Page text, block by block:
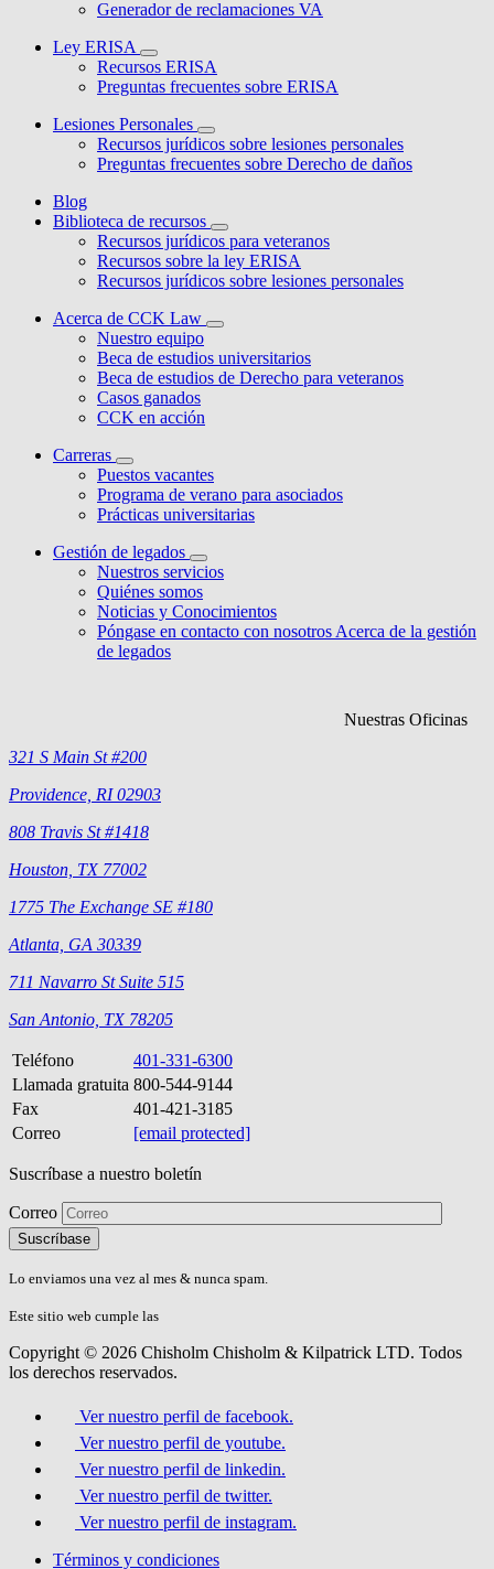
Generador de reclamaciones VA
Ley ERISA
Recursos ERISA
Preguntas frecuentes sobre ERISA
Lesiones Personales
Recursos jurídicos sobre lesiones personales
Preguntas frecuentes sobre Derecho de daños
Blog
Biblioteca de recursos
Recursos jurídicos para veteranos
Recursos sobre la ley ERISA
Recursos jurídicos sobre lesiones personales
Acerca de CCK Law
Nuestro equipo
Beca de estudios universitarios
Beca de estudios de Derecho para veteranos
Casos ganados
CCK en acción
Carreras
Puestos vacantes
Programa de verano para asociados
Prácticas universitarias
Gestión de legados
Nuestros servicios
Quiénes somos
Noticias y Conocimientos
Póngase en contacto con nosotros Acerca de la gestión
de legados
Nuestras Oficinas
321 S Main St #200
Providence, RI 02903
808 Travis St #1418
Houston, TX 77002
1775 The Exchange SE #180
Atlanta, GA 30339
711 Navarro St Suite 515
San Antonio, TX 78205
Teléfono
401-331-6300
Llamada gratuita 800-544-9144
Fax
401-421-3185
Correo
[email protected]
Suscríbase a nuestro boletín
Correo
Please
don\'t
fill
field.
Lo enviamos una vez al mes & nunca spam.
Este sitio web cumple las
Copyright © 2026 Chisholm Chisholm & Kilpatrick LTD. Todos
los derechos reservados.
Ver nuestro perfil de facebook.
Ver nuestro perfil de youtube.
Ver nuestro perfil de linkedin.
Ver nuestro perfil de twitter.
Ver nuestro perfil de instagram.
Términos y condiciones